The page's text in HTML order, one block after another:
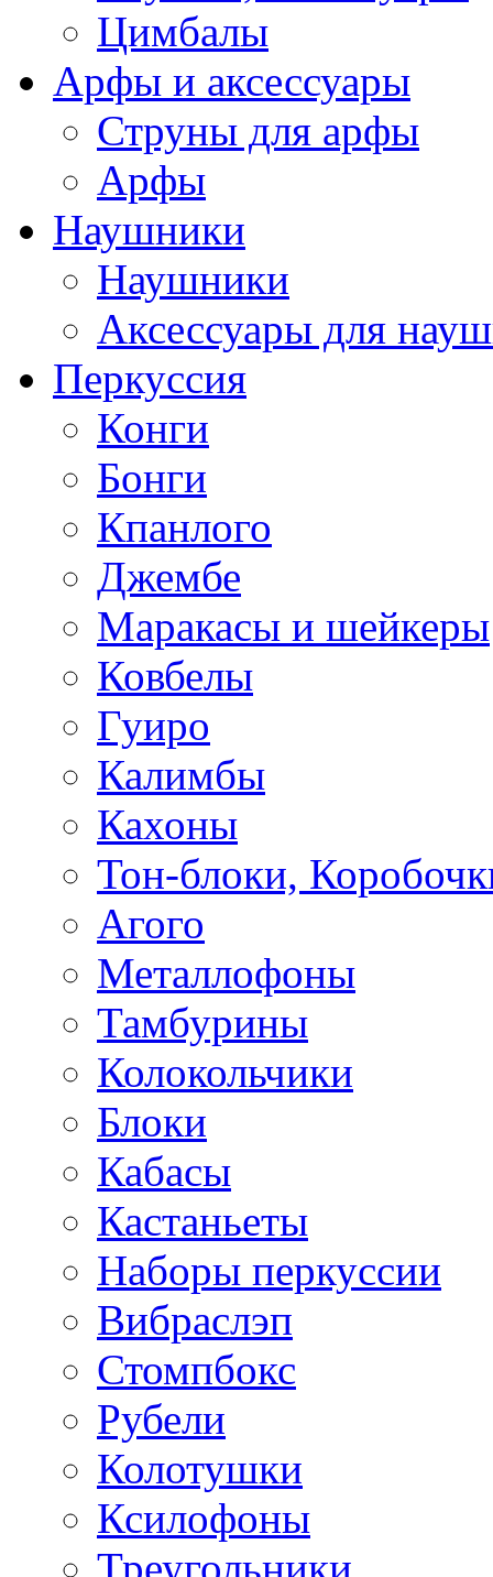
Цимбалы
Арфы и аксессуары
Струны для арфы
Арфы
Наушники
Наушники
Аксессуары для
Перкуссия
Конги
Бонги
Кпанлого
Джембе
Маракасы и шейкеры
Ковбелы
Гуиро
Калимбы
Кахоны
Тон-блоки,
Агого
Металлофоны
Тамбурины
Колокольчики
Блоки
Кабасы
Кастаньеты
Наборы перкуссии
Вибраслэп
Стомпбокс
Рубели
Колотушки
Ксилофоны